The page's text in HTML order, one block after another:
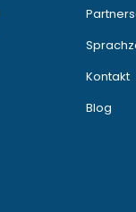
Kontakt
Blog